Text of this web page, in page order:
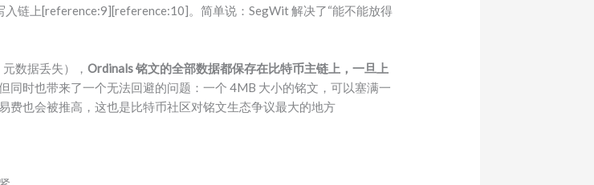
链上[reference:9][reference:10]。简单说：SegWit 解决了“能不能放得
数据丢失），Ordinals 铭文的全部数据都保存在比特币主链上，一旦上
同时也带来了一个无法回避的问题：一个 4MB 大小的铭文，可以塞满一
费也会被推高，这也是比特币社区对铭文生态争议最大的地方